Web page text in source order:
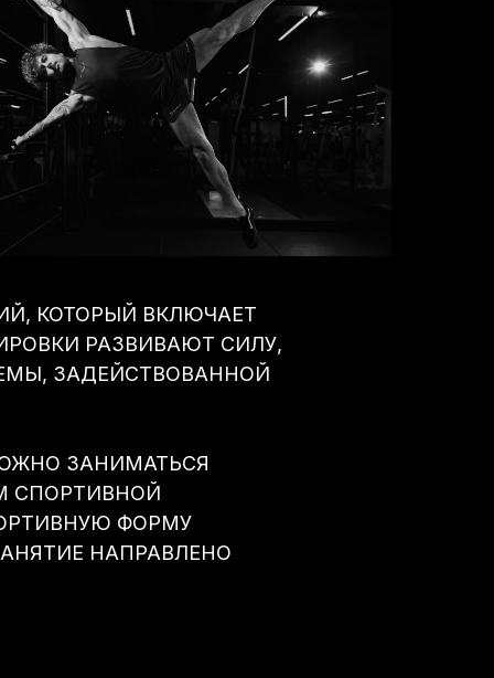
КОТОРЫЙ ВКЛЮЧАЕТ
РАЗВИВАЮТ СИЛУ,
ЗАДЕЙСТВОВАННОЙ
ЗАНИМАТЬСЯ
СПОРТИВНОЙ
ФОРМУ
НАПРАВЛЕНО